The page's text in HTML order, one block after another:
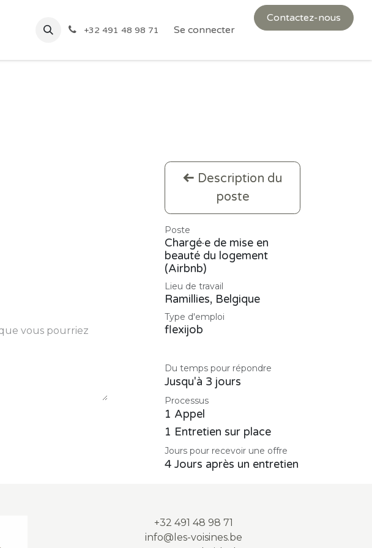
en seconde main Conditions générales de vente Politique de confidentialité
+32 491 48 98 71 Se connecter
Contactez-nous
Description du
poste
Poste
Chargé·e de mise en
beauté du logement
(Airbnb)
Lieu de travail
Ramillies, Belgique
Type d'emploi
flexijob
Du temps pour répondre
Jusqu'à 3 jours
Processus
1 Appel
1 Entretien sur place
Jours pour recevoir une offre
4 Jours après un entretien
+32 491 48 98 71
info@les-voisines.be